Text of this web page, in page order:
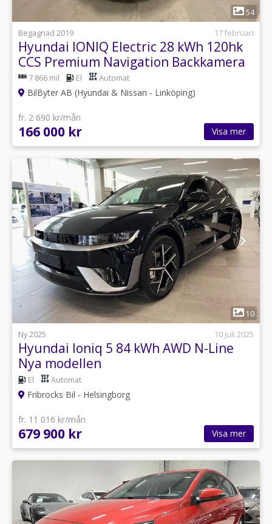
1
54
Begagnad 2019
17 februari
Hyundai IONIQ Electric 28 kWh 120hk
CCS Premium Navigation Backkamera
7 866 mil El Automat
BilByter AB (Hyundai & Nissan - Linköping)
fr. 2 690 kr/mån
166 000 kr Visa mer
1
10
Ny 2025
10 juli 2025
Hyundai Ioniq 5 84 kWh AWD N-Line
Nya modellen
El Automat
Fribrocks Bil - Helsingborg
fr. 11 016 kr/mån
679 900 kr Visa mer